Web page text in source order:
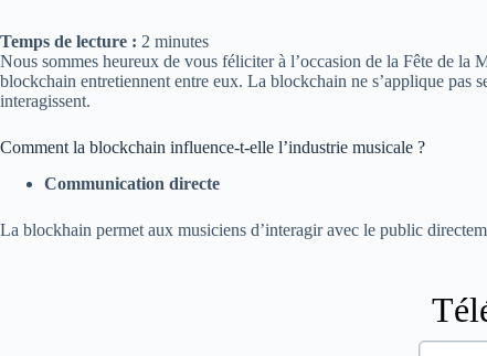
Temps de lecture : 2 minutes
Nous sommes heureux de vous féliciter à l’occasion de la Fête de la
blockchain entretiennent entre eux. La blockchain ne s’applique pas
interagissent.
Comment la blockchain influence-t-elle l’industrie musicale ?
Communication directe
La blockhain permet aux musiciens d’interagir avec le public